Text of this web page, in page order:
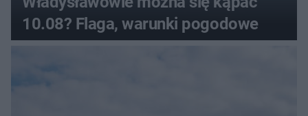
10.08? Flaga, warunki pogodowe